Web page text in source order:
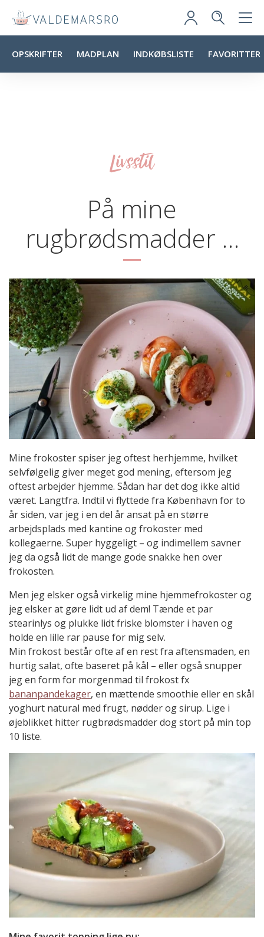
OPSKRIFTER MADPLAN INDKØBSLISTE FAVORITTER
Livsstil
På mine
rugbrødsmadder …
Mine frokoster spiser jeg oftest herhjemme, hvilket
selvfølgelig giver meget god mening, eftersom jeg
oftest arbejder hjemme. Sådan har det dog ikke altid
været. Langtfra. Indtil vi flyttede fra København for to
år siden, var jeg i en del år ansat på en større
arbejdsplads med kantine og frokoster med
kollegaerne. Super hyggeligt – og indimellem savner
jeg da også lidt de mange gode snakke hen over
frokosten.
Men jeg elsker også virkelig mine hjemmefrokoster og
jeg elsker at gøre lidt ud af dem! Tænde et par
stearinlys og plukke lidt friske blomster i haven og
holde en lille rar pause for mig selv.
Min frokost består ofte af en rest fra aftensmaden, en
hurtig salat, ofte baseret på kål – eller også snupper
jeg en form for morgenmad til frokost fx
bananpandekager, en mættende smoothie eller en skål
yoghurt natural med frugt, nødder og sirup. Lige i
øjeblikket hitter rugbrødsmadder dog stort på min top
10 liste.